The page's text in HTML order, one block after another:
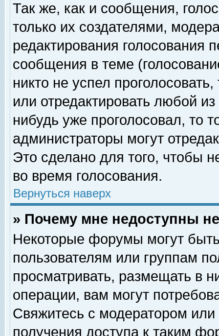
Так же, как и сообщения,
только их создателями,
редактирования голосования
сообщения в теме
никто не успел
или отредактировать любой
нибудь уже проголосовал, то
администраторы могут
Это сделано для того, чтобы
во время голосования.
Вернуться наверх
» Почему мне недоступны
Некоторые форумы могут
пользователям или группам
просматривать, размещать в
операции, вам могут
Свяжитесь с модератором
получения доступа к таким